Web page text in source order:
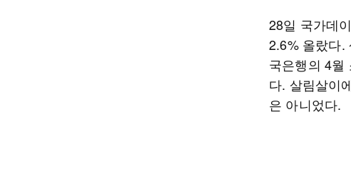
28일 국가데
2.6% 올랐다.
국은행의 4월
다. 살림살이
은 아니었다.